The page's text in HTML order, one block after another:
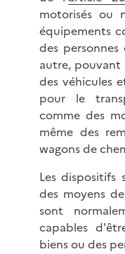
motorisés ou
équipements
des
autre, pouvant
des véhicules
pour le
comme des
même des
wagons de
Les dispositifs
des moyens
sont
capables
biens ou des